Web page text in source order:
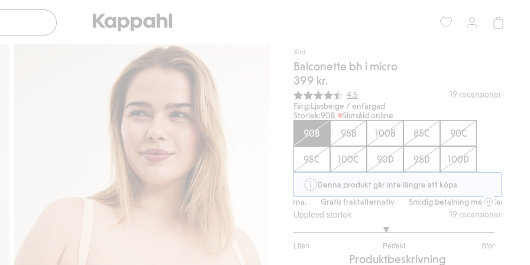
Xlnt
Balconette bh i micro
399 kr.
Snittbetyg:
4.5 19 recensioner
Färg:Ljusbeige / enfärgad
Storlek:90B Slutsåld online
90B 95B 100B 85C 90C
95C 100C 90D 95D 100D
Denna produkt går inte längre att köpa
Gratis fraktalternativ
Smidig betalning med Klarna. Gratis fraktalternativ Smidig betalning med Klarna.
Upplevd storlek
Liten Perfekt Stor
utav
19 recensioner
Produktbeskrivning